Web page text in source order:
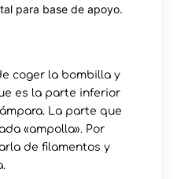
para base de apoyo.
coger la bombilla y
es la parte inferior
La parte que
«ampolla». Por
de filamentos y